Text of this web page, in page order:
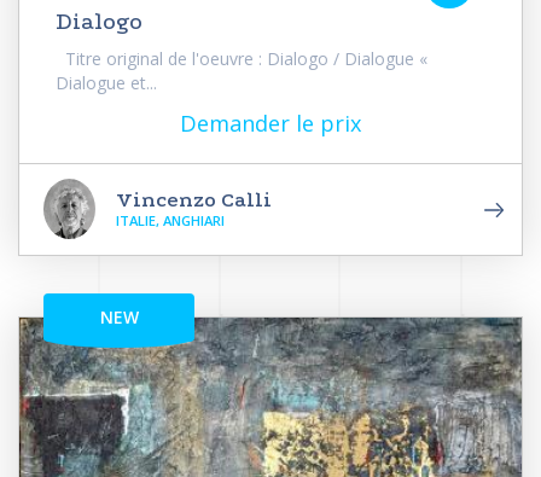
Dialogo
Titre original de l'oeuvre : Dialogo / Dialogue «
Dialogue et...
Demander le prix
Vincenzo Calli
ITALIE, ANGHIARI
NEW